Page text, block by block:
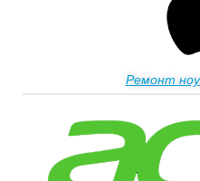
Ремонт